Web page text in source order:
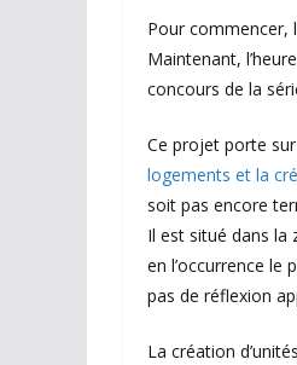
Pour commencer,
Maintenant,
concours de la
Ce projet porte
logements et la
soit pas encore
Il est situé dans la
en l’occurrence le
pas de réflexion
La création